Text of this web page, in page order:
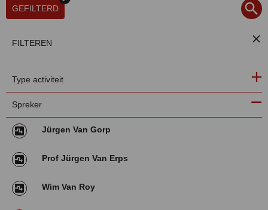
GEFILTERD
FILTEREN
Type activiteit
Spreker
Jürgen Van Gorp
Prof Jürgen Van Erps
Wim Van Roy